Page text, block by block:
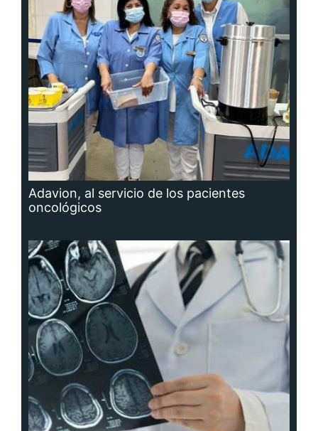
Adavion, al servicio de los pacientes
oncológicos